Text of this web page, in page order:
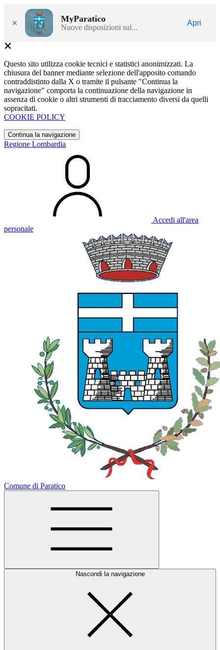
× MyParatico
Nuove disposizioni sul...
Apri
Questo sito utilizza cookie tecnici e statistici anonimizzati. La
chiusura del banner mediante selezione dell'apposito comando
contraddistinto dalla X o tramite il pulsante "Continua la
navigazione" comporta la continuazione della navigazione in
assenza di cookie o altri strumenti di tracciamento diversi da quelli
sopracitati.
COOKIE POLICY
Continua la navigazione
Regione Lombardia
Accedi all'area
personale
Comune di Paratico
Nascondi la navigazione